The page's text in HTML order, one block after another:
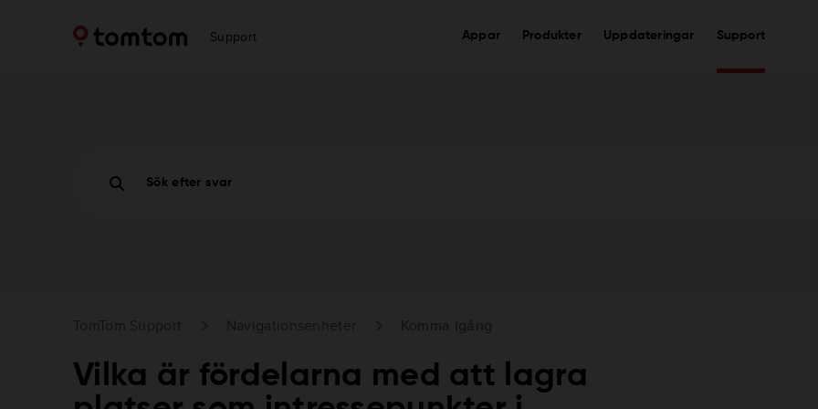
Support Appar Produkter Uppdateringar Support
Sök efter svar
Vilka är fördelarna med att lagra